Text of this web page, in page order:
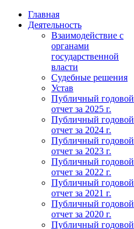
Главная
Деятельность
Взаимодействие с
органами
государственной
власти
Судебные решения
Устав
Публичный годовой
отчет за 2025 г.
Публичный годовой
отчет за 2024 г.
Публичный годовой
отчет за 2023 г.
Публичный годовой
отчет за 2022 г.
Публичный годовой
отчет за 2021 г.
Публичный годовой
отчет за 2020 г.
Публичный годовой